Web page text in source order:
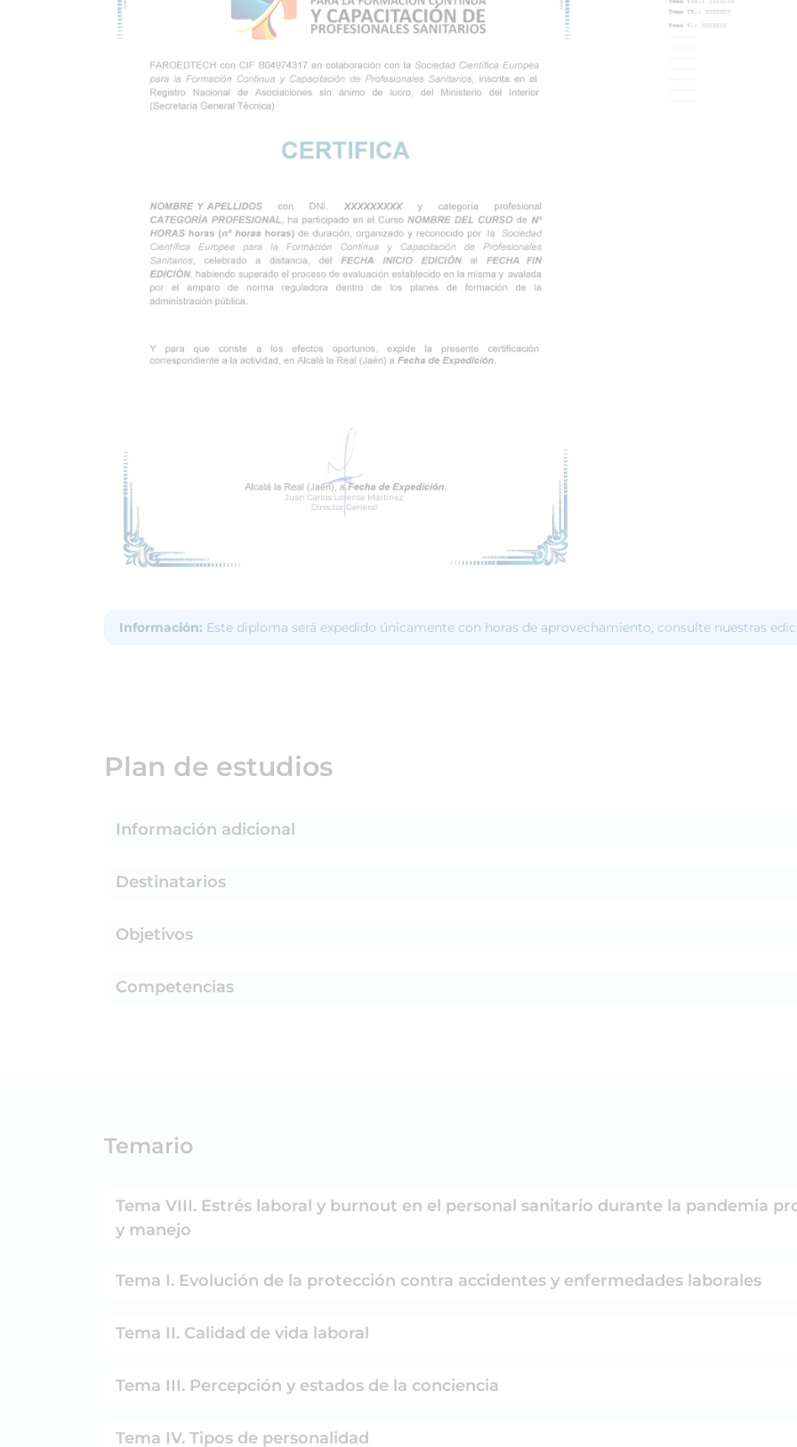
Información: Este diploma será expedido únicamente con horas de aprovechamiento, consulte nuestras
Plan de estudios
Información adicional
Destinatarios
Objetivos
Competencias
Temario
Tema VIII. Estrés laboral y burnout en el personal sanitario durante la pandemia
y manejo
Tema I. Evolución de la protección contra accidentes y enfermedades laborales
Tema II. Calidad de vida laboral
Tema III. Percepción y estados de la conciencia
Tema IV. Tipos de personalidad